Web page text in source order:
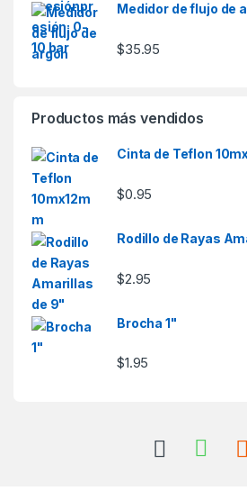
Medidor de flujo de
$35.95
Productos más vendidos
Cinta de Teflon
$0.95
Rodillo de Rayas
$2.95
Brocha 1"
$1.95